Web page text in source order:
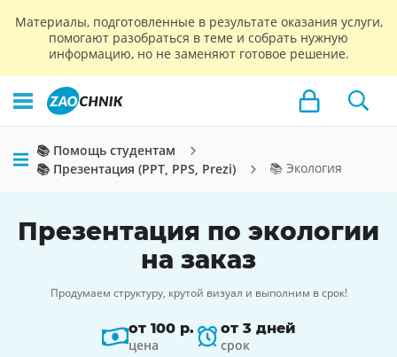
Материалы, подготовленные в результате оказания услуги,
помогают разобраться в теме и собрать нужную
информацию, но не заменяют готовое решение.
📚 Помощь студентам
📚 Презентация (PPT, PPS, Prezi)
📚 Экология
Презентация по экологии
на заказ
Продумаем структуру, крутой визуал и выполним в срок!
от 100 р.
цена
от 3 дней
срок